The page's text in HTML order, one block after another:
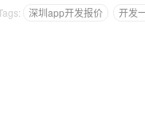
深圳app开发报价 开发